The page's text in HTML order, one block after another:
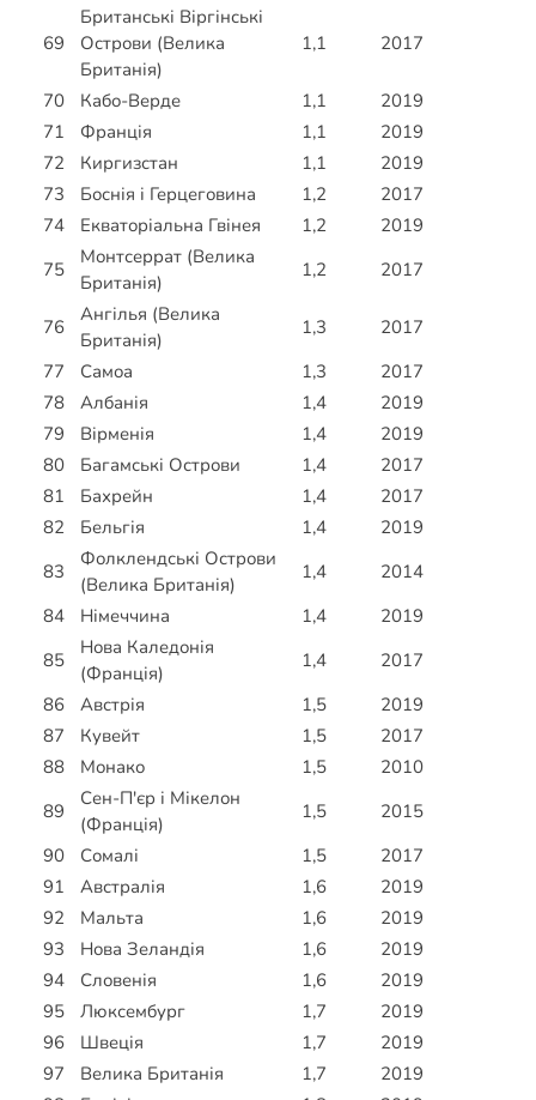
69
Британські Віргінські
Острови (Велика
Британія)
1,1 2017
70 Кабо-Верде 1,1
2019
71
Франція 1,1
2019
72
Киргизстан 1,1
2019
73
Боснія і Герцеговина 1,2
2017
74
Екваторіальна Гвінея 1,2
2019
75
Монтсеррат (Велика
Британія)
1,2 2017
76
Ангілья (Велика
Британія)
1,3
2017
77
Самоа 1,3
2017
78
Албанія 1,4
2019
79
Вірменія 1,4
2019
80
Багамські Острови 1,4
2017
81
Бахрейн 1,4
2017
82
Бельгія 1,4
2019
83
Фолклендські Острови
(Велика Британія)
1,4
2014
84
Німеччина 1,4
2019
85
Нова Каледонія
(Франція)
1,4
2017
86
Австрія 1,5
2019
87
Кувейт 1,5
2017
88
Монако 1,5
2010
89
Сен-П'єр і Мікелон
(Франція)
1,5
2015
90
Сомалі 1,5
2017
91
Австралія 1,6
2019
92
Мальта 1,6
2019
93
Нова Зеландія 1,6
2019
94
Словенія 1,6
2019
95
Люксембург 1,7
2019
96
Швеція 1,7
2019
97
Велика Британія 1,7
2019